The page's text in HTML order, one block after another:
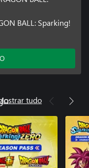
BALL: Sparking!
tudo